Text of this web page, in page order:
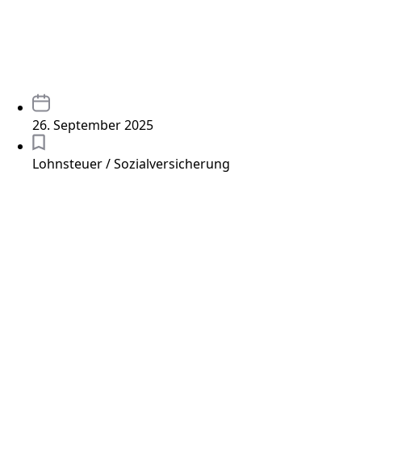
26. September 2025
Lohnsteuer / Sozialversicherung